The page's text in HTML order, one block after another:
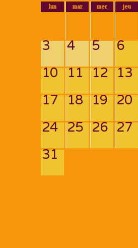
lun mar mer jeu
3
4 5 6
10 11 12 13
17 18 19 20
24 25 26 27
31